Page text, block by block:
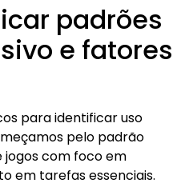
padrões
e fatores
para identificar uso
pelo padrão
jogos com foco em
em tarefas essenciais.